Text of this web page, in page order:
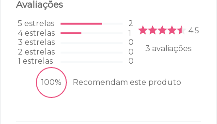
Avaliações
5 estrelas
4estrelas
3 estrelas
2 estrelas
1 estrelas
2
1
0
0
0
4.5
3 avaliações
100% Recomendam este produto